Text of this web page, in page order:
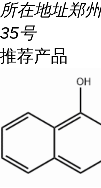
所在地址郑
35号
推荐产品